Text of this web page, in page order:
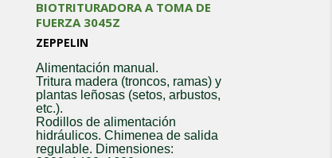
BIOTRITURADORA A TOMA DE
FUERZA 3045Z
ZEPPELIN
Alimentación manual.
Tritura madera (troncos, ramas) y
plantas leñosas (setos, arbustos,
etc.).
Rodillos de alimentación
hidráulicos. Chimenea de salida
regulable. Dimensiones: